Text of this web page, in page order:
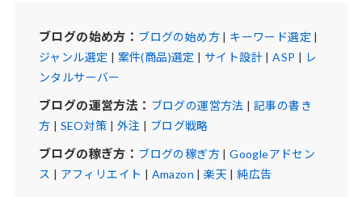
ブログの始め方： ブログの始め方| キーワード選定 |
ジャンル選定 | 案件(商品)選定 | サイト設計|ASP | レ
ンタルサーバー
ブログの運営方法： ブログの運営方法 | 記事の書き
方 | SEO対策 | 外注 | ブログ戦略
ブログの稼ぎ方： ブログの稼ぎ方|Googleアドセン
ス | アフィリエイト | Amazon |楽天 |純広告